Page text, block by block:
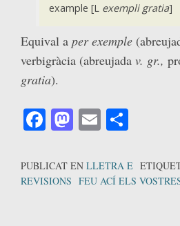
example [L exempli gratia]
Equival a per exemple
verbigràcia (abreujada v. gr.,
gratia).
Facebook
Mastodon
Email
PUBLICAT EN LLETRA E
REVISIONS FEU ACÍ ELS